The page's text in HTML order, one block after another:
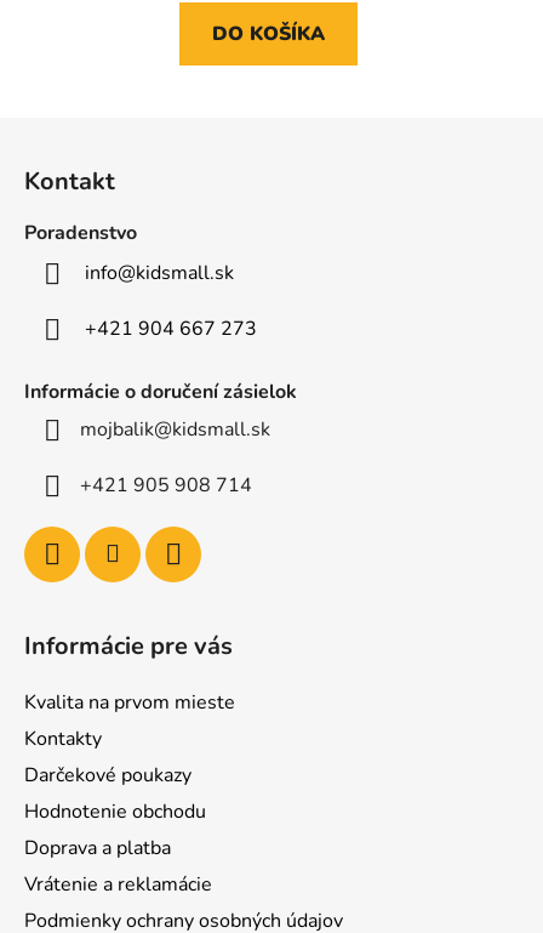
DO KOŠÍKA
Kontakt
Poradenstvo
info@kidsmall.sk
+421 904 667 273
Informácie o doručení zásielok
mojbalik@kidsmall.sk
+421 905 908 714
Informácie pre vás
Kvalita na prvom mieste
Kontakty
Darčekové poukazy
Hodnotenie obchodu
Doprava a platba
Vrátenie a reklamácie
Podmienky ochrany osobných údajov